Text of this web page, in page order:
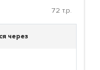
72 т.р.
через